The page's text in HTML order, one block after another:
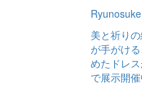
美と祈り
が手がけ
めたドレ
で展示開催